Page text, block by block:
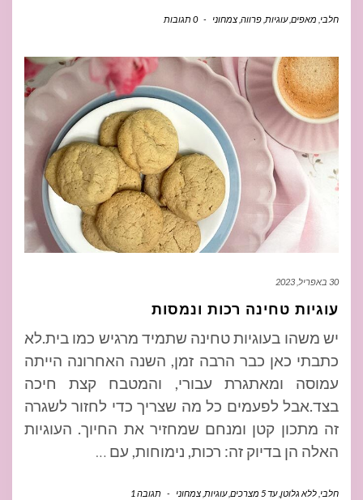
חלבי מאפים ,עוגיות פרווה צמחוני - 0 תגובות
30 באפריל, 2023
עוגיות טחינה רכות ונמסות
יש משהו בעוגיות טחינה שתמיד מרגיש כמו בית.לא
כתבתי כאן כבר הרבה זמן, השנה האחרונה הייתה
עמוסה ומאתגרת עבורי, והמטבח קצת חיכה
בצד.אבל לפעמים כל מה שצריך כדי לחזור לשגרה
זה מתכון קטן ומנחם שמחזיר את החיוך. העוגיות
האלה הן בדיוק זה: רכות, נימוחות, עם …
חלבי ללא גלוטן ,עד 5 מצרכים ,עוגיות צמחוני - תגובה 1